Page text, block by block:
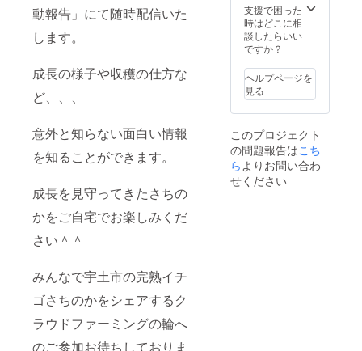
動報告」にて随時配信いた
します。
成長の様子や収穫の仕方な
ど、、、
意外と知らない面白い情報
を知ることができます。
成長を見守ってきたさちの
かをご自宅でお楽しみくだ
さい＾＾
みんなで宇土市の完熟イチ
ゴさちのかをシェアするク
ラウドファーミングの輪へ
のご参加お待ちしておりま
支援で困った
時はどこに相
談したらいい
ですか？
ヘルプページを
見る
このプロジェクト
の問題報告はこち
らよりお問い合わ
せください